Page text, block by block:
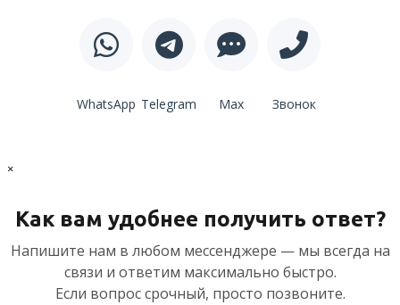
WhatsApp Telegram Max Звонок
×
Как вам удобнее получить ответ?
Напишите нам в любом мессенджере — мы всегда на
связи и ответим максимально быстро.
Если вопрос срочный, просто позвоните.